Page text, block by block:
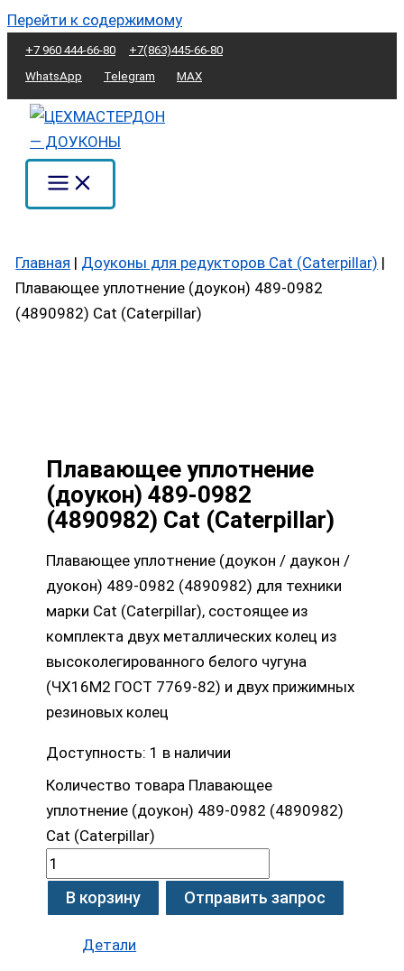
Перейти к содержимому
+7 960 444-66-80
+7(863)445-66-80
WhatsApp
Telegram MAX
Главная | Доуконы для редукторов Cat (Caterpillar) |
Плавающее уплотнение (доукон) 489-0982
(4890982) Cat (Caterpillar)
Плавающее уплотнение
(доукон) 489-0982
(4890982) Cat (Caterpillar)
Плавающее уплотнение (доукон / даукон /
дуокон) 489-0982 (4890982) для техники
марки Cat (Caterpillar), состоящее из
комплекта двух металлических колец из
высоколегированного белого чугуна
(ЧХ16М2 ГОСТ 7769-82) и двух прижимных
резиновых колец
Доступность: 1 в наличии
Количество товара Плавающее
уплотнение (доукон) 489-0982 (4890982)
Cat (Caterpillar)
В корзину Отправить запрос
Детали